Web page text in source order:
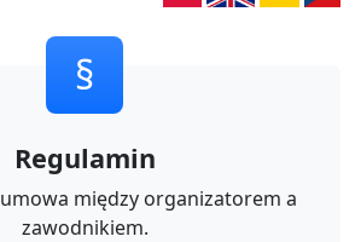
§
Regulamin
między organizatorem a
zawodnikiem.